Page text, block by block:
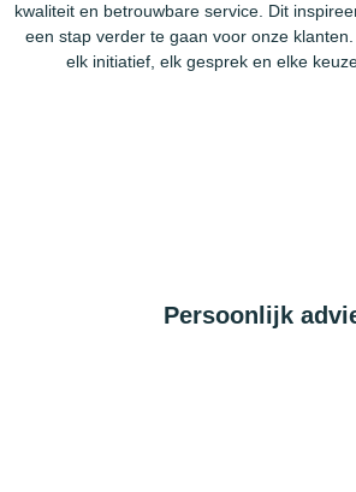
kwaliteit en betrouwbare service. Dit
een stap verder te gaan voor onze
elk initiatief, elk gesprek en elke
Persoonlijk